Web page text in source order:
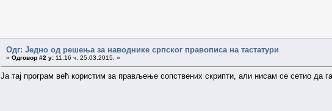
Одг: Једно од решења за наводнике српског правописа на тастатури
« Одговор #2 у: 11.16 ч. 25.03.2015. »
Ја тај програм већ користим за прављење сопствених скрипти, али нисам се сетио да